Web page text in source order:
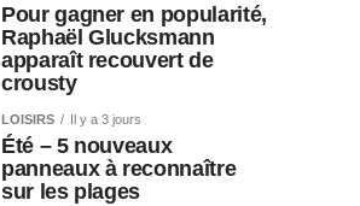
Pour gagner en popularité,
Raphaël Glucksmann
apparaît recouvert de
crousty
LOISIRS Il y a 3 jours
Été – 5 nouveaux
panneaux à reconnaître
sur les plages